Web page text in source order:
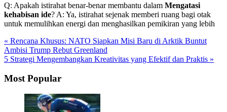
Q: Apakah istirahat benar-benar membantu dalam Mengatasi
kehabisan ide? A: Ya, istirahat sejenak memberi ruang bagi otak
untuk memulihkan energi dan menghasilkan pemikiran yang lebih
« Rencana Khusus: NATO Siapkan Misi Baru di Arktik Buntut
Ambisi Trump Rebut Greenland
5 Strategi Mengembangkan Kreativitas yang Efektif dan Praktis »
Most Popular